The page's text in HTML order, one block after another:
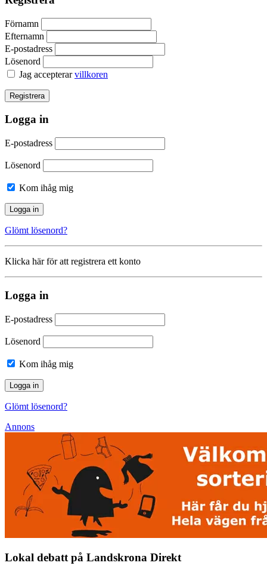
Förnamn
Efternamn
E-postadress
Lösenord
Jag accepterarvillkoren
Logga in
E-postadress
Lösenord
Kom ihåg mig
Glömt lösenord?
Klicka här för att registrera ett konto
Logga in
E-postadress
Lösenord
Kom ihåg mig
Glömt lösenord?
Annons
Lokal debatt på Landskrona Direkt